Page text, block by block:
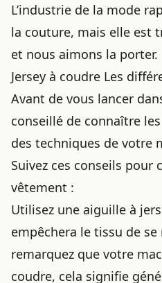
L’industrie de la mode
la couture, mais elle est
et nous aimons la porter.
Jersey à coudre Les
Avant de vous lancer
conseillé de connaître
des techniques de votre
Suivez ces conseils
vêtement :
Utilisez une aiguille à
empêchera le tissu de se
remarquez que votre
coudre, cela signifie